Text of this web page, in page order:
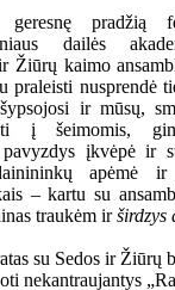
geresnę pradžią
dailės
Žiūrų kaimo
praleisti nusprendė
ir mūsų,
į šeimomis,
įkvėpė ir
apėmė
– kartu su
traukėm irširdzys